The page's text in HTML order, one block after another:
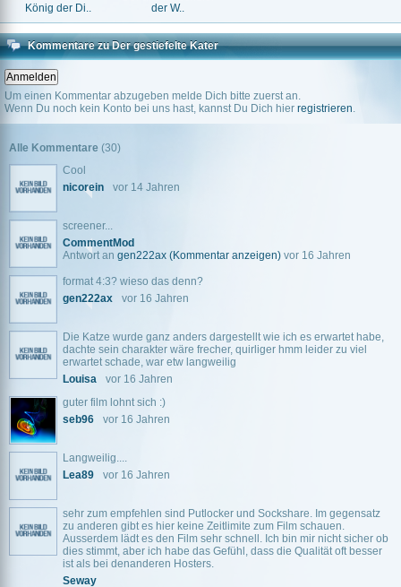
König der Di..
der W..
Kommentare zu Der gestiefelte Kater
Um einen Kommentar abzugeben melde Dich bitte zuerst an.
Wenn Du noch kein Konto bei uns hast, kannst Du Dich hier registrieren.
Alle Kommentare (30)
Cool
nicorein
vor 14 Jahren
screener...
CommentMod
Antwort an gen222ax (Kommentar anzeigen) vor 16 Jahren
format 4:3? wieso das denn?
gen222ax
vor 16 Jahren
Die Katze wurde ganz anders dargestellt wie ich es erwartet habe,
dachte sein charakter wäre frecher, quirliger hmm leider zu viel
erwartet schade, war etw langweilig
Louisa
vor 16 Jahren
guter film lohnt sich :)
seb96
vor 16 Jahren
Langweilig....
Lea89
vor 16 Jahren
sehr zum empfehlen sind Putlocker und Sockshare. Im gegensatz
zu anderen gibt es hier keine Zeitlimite zum Film schauen.
Ausserdem lädt es den Film sehr schnell. Ich bin mir nicht sicher ob
dies stimmt, aber ich habe das Gefühl, dass die Qualität oft besser
ist als bei denanderen Hosters.
Seway